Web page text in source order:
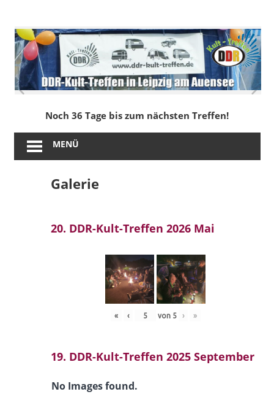
springen
DDR-
Kult-
Treffen
in
Leipzig
am
Noch 36 Tage bis zum nächsten Treffen!
MENÜ
Galerie
20. DDR-Kult-Treffen 2026 Mai
« ‹ von 5 › »
19. DDR-Kult-Treffen 2025 September
No Images found.